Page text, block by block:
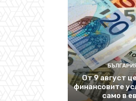
От 9 август
финансовите
само в